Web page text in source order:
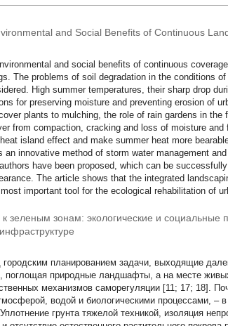
and Social Benefits of Continuous
and social benefits of continuous
The problems of soil degradation in the conditions
High summer temperatures, their sharp drop
for preserving moisture and preventing erosion of
plants to mulching, the role of rain gardens in the
from compaction, cracking and loss of moisture
island effect and make summer heat more
innovative method of storm water management
have been proposed, which can be
The article shows that the integrated
important tool for the ecological rehabilitation of
зеленым зонам: экологические и социальные
планированием задачи, выходящие
поглощая природные ландшафты, а на месте
механизмов саморегуляции [11; 17; 18].
водой и биологическими процессами, – в
грунта тяжелой техникой, изоляция